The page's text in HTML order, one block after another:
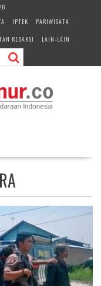
IPTEK
PARIWISATA
REDAKSI LAIN-LAIN